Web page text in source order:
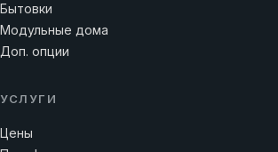
Бытовки
Модульные дома
Доп. опции
УСЛУГИ
Цены